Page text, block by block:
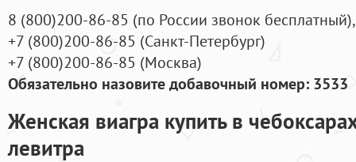
8 (800)200-86-85 (по России звонок бесплатный),
+7 (800)200-86-85 (Санкт-Петербург)
+7 (800)200-86-85 (Москва)
Обязательно назовите добавочный номер: 3533
Женская виагра купить в
левитра